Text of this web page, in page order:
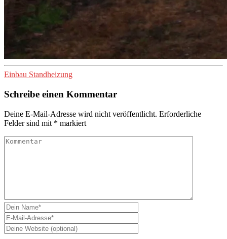
Einbau Standheizung
Schreibe einen Kommentar
Deine E-Mail-Adresse wird nicht veröffentlicht. Erforderliche
Felder sind mit * markiert